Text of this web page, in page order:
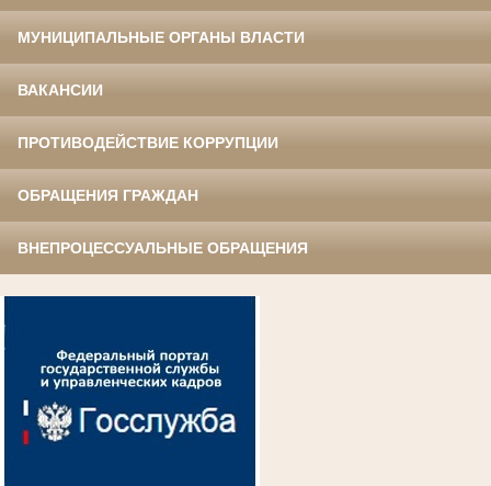
МУНИЦИПАЛЬНЫЕ ОРГАНЫ ВЛАСТИ
ВАКАНСИИ
ПРОТИВОДЕЙСТВИЕ КОРРУПЦИИ
ОБРАЩЕНИЯ ГРАЖДАН
ВНЕПРОЦЕССУАЛЬНЫЕ ОБРАЩЕНИЯ